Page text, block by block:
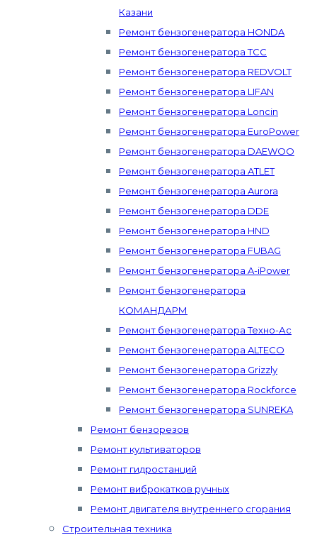
Казани
Ремонт бензогенератора HONDA
Ремонт бензогенератора ТСС
Ремонт бензогенератора REDVOLT
Ремонт бензогенератора LIFAN
Ремонт бензогенератора Loncin
Ремонт бензогенератора EuroPower
Ремонт бензогенератора DAEWOO
Ремонт бензогенератора ATLET
Ремонт бензогенератора Aurora
Ремонт бензогенератора DDE
Ремонт бензогенератора HND
Ремонт бензогенератора FUBAG
Ремонт бензогенератора A-iPower
Ремонт бензогенератора
КОМАНДАРМ
Ремонт бензогенератора Техно-Ас
Ремонт бензогенератора ALTECO
Ремонт бензогенератора Grizzly
Ремонт бензогенератора Rockforce
Ремонт бензогенератора SUNREKA
Ремонт бензорезов
Ремонт культиваторов
Ремонт гидростанций
Ремонт виброкатков ручных
Ремонт двигателя внутреннего сгорания
Строительная техника